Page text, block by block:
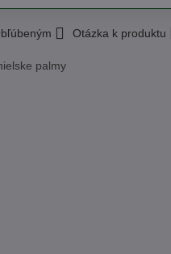
Otázka k produktu
palmy